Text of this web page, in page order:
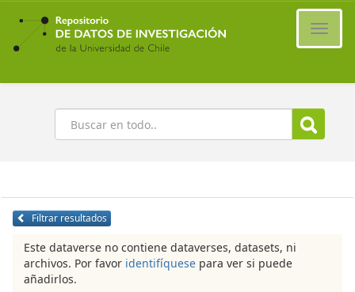
Ir
contenido
principal
Buscar
Filtrar resultados
Este dataverse no contiene dataverses, datasets, ni
archivos. Por favor identifíquese para ver si puede
añadirlos.